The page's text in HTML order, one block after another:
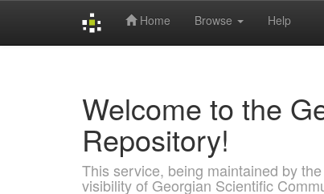
Home Browse Help
Welcome to the
Repository!
This service, being maintained by
visibility of Georgian Scientific